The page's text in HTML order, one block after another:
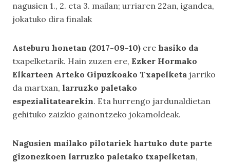
nagusien 1., 2. eta 3. mailan; urriaren 22an, igandea,
jokatuko dira finalak
Asteburu honetan (2017-09-10) ere hasiko da
txapelketarik. Hain zuzen ere, Ezker Hormako
Elkarteen Arteko Gipuzkoako Txapelketa jarriko
da martxan, larruzko paletako
espezialitatearekin. Eta hurrengo jardunaldietan
gehituko zaizkio gainontzeko jokamoldeak.
Nagusien mailako pilotariek hartuko dute parte
gizonezkoen larruzko paletako txapelketan,